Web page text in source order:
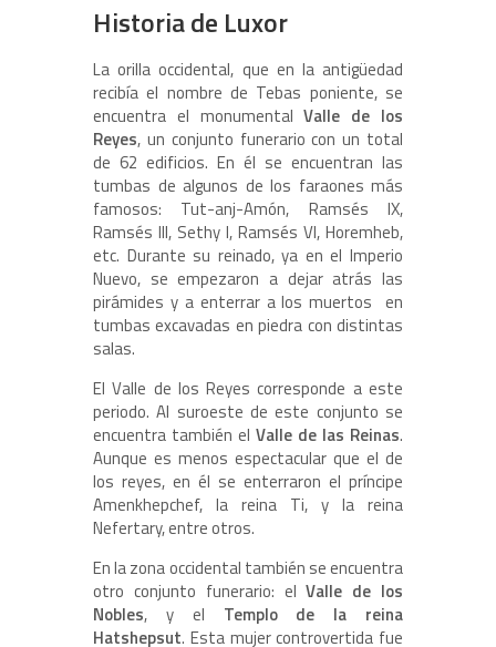
Historia de Luxor
La orilla occidental, que en la antigüedad
recibía el nombre de Tebas poniente, se
encuentra el monumentalValle de los
Reyes, un conjunto funerario con un total
de 62 edificios. En él se encuentran las
tumbas de algunos de los faraones más
famosos: Tut-anj-Amón, Ramsés IX,
Ramsés III, Sethy I, Ramsés VI, Horemheb,
etc. Durante su reinado, ya en el Imperio
Nuevo, se empezaron a dejar atrás las
pirámides y a enterrar a los muertos en
tumbas excavadas en piedra con distintas
salas.
El Valle de los Reyes corresponde a este
periodo. Al suroeste de este conjunto se
encuentra también el Valle de las Reinas.
Aunque es menos espectacular que el de
los reyes, en él se enterraron el príncipe
Amenkhepchef, la reina Ti, y la reina
Nefertary, entre otros.
En la zona occidental también se encuentra
otro conjunto funerario: elValle de los
Nobles, y el Templo de la reina
Hatshepsut. Esta mujer controvertida fue